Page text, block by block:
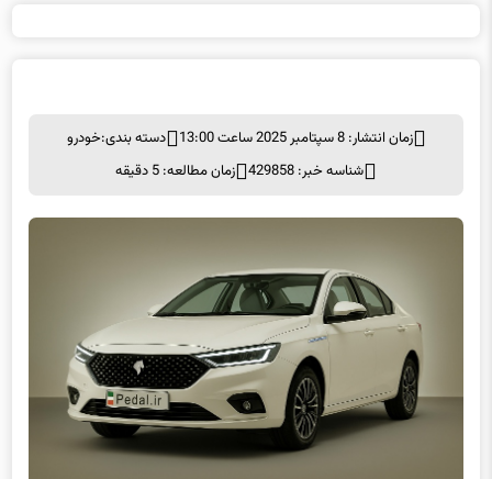
شناسه خبر: 429858
زمان مطالعه: 5 دقیقه